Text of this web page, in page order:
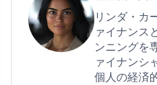
リンダ・カ
ァイナンス
ンニングを
ァイナンシ
個人の経済